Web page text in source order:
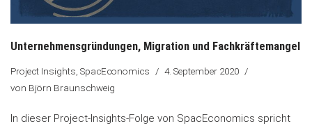
Unternehmensgründungen, Migration und Fachkräftemangel
Project Insights, SpacEconomics
4. September 2020
von Björn Braunschweig
In dieser Project-Insights-Folge von SpacEconomics spricht